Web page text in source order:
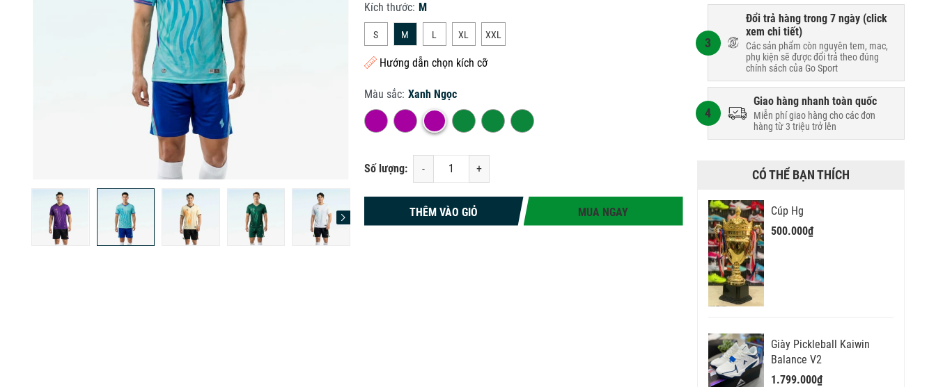
Kích thước: M
S M L XL XXL
Hướng dẫn chọn kích cỡ
Màu sắc: Xanh Ngọc
Số lượng: - +
THÊM VÀO GIỎ MUA NGAY
3
Đổi trả hàng trong 7 ngày (click
xem chi tiết)
Các sản phẩm còn nguyên tem, mac,
phụ kiện sẽ được đổi trả theo đúng
chính sách của Go Sport
4
Giao hàng nhanh toàn quốc
Miễn phí giao hàng cho các đơn
hàng từ 3 triệu trở lên
CÓ THỂ BẠN THÍCH
Cúp Hg
500.000₫
Giày Pickleball Kaiwin
Balance V2
1.799.000₫